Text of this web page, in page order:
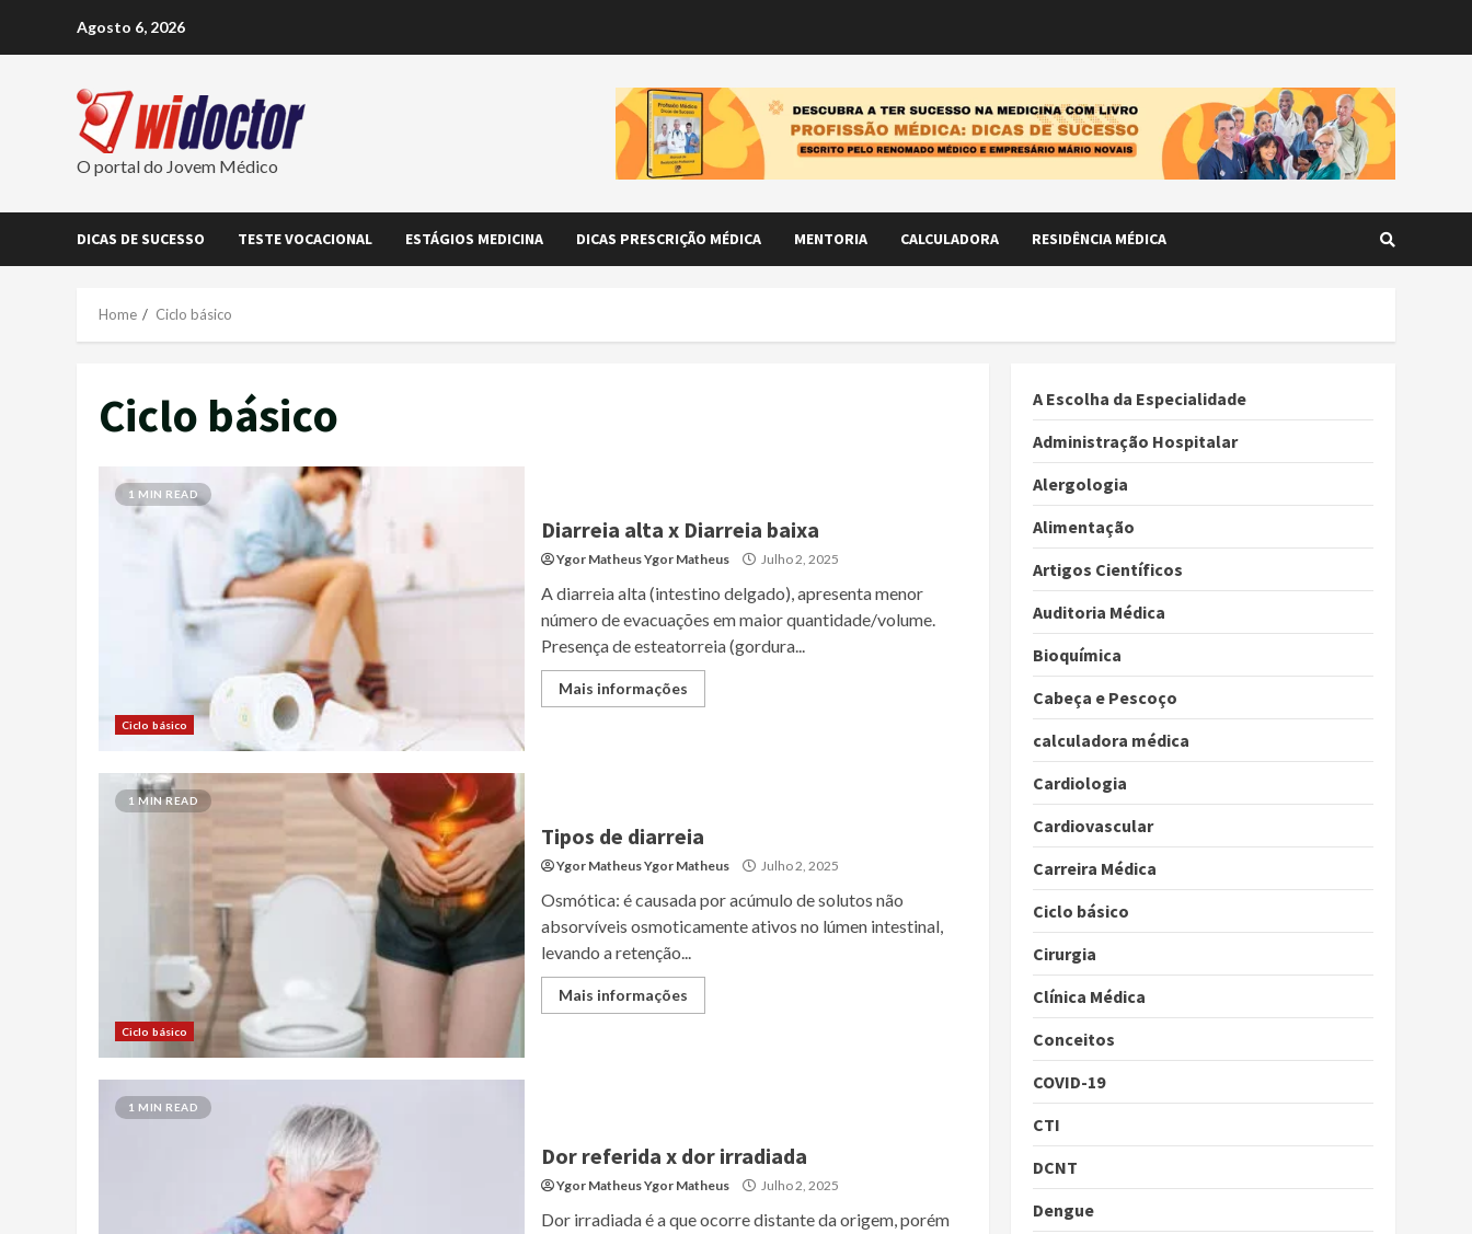
Agosto 6, 2026
O portal do Jovem Médico
DICAS DE SUCESSO TESTE VOCACIONAL ESTÁGIOS MEDICINA DICAS PRESCRIÇÃO MÉDICA MENTORIA CALCULADORA RESIDÊNCIA MÉDICA
Home Ciclo básico
Ciclo básico
1 MIN READ
Ciclo básico
Diarreia alta x Diarreia baixa
Ygor Matheus Ygor Matheus Julho 2, 2025
A diarreia alta (intestino delgado), apresenta menor
número de evacuações em maior quantidade/volume.
Presença de esteatorreia (gordura...
Mais informações
1 MIN READ
Ciclo básico
Tipos de diarreia
Ygor Matheus Ygor Matheus Julho 2, 2025
Osmótica: é causada por acúmulo de solutos não
absorvíveis osmoticamente ativos no lúmen intestinal,
levando a retenção...
Mais informações
1 MIN READ
Dor referida x dor irradiada
Ygor Matheus Ygor Matheus Julho 2, 2025
Dor irradiada é a que ocorre distante da origem, porém
A Escolha da Especialidade
Administração Hospitalar
Alergologia
Alimentação
Artigos Científicos
Auditoria Médica
Bioquímica
Cabeça e Pescoço
calculadora médica
Cardiologia
Cardiovascular
Carreira Médica
Ciclo básico
Cirurgia
Clínica Médica
Conceitos
COVID-19
CTI
DCNT
Dengue